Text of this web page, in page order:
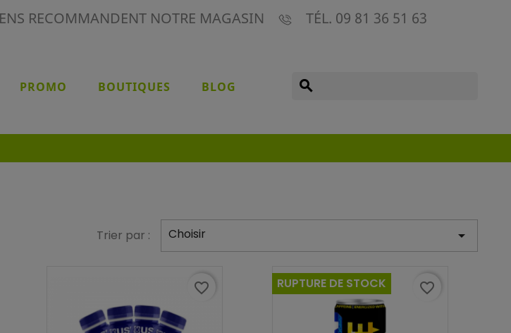
RECOMMANDENT NOTRE MAGASIN TÉL. 09 81 36 51 63
PROMO BOUTIQUES BLOG search
Trier par : Choisir 
favorite_border RUPTURE DE STOCK favorite_border